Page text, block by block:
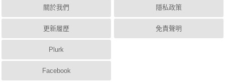
關於我們
更新履歷
Plurk
Facebook
隱私政策
免責聲明